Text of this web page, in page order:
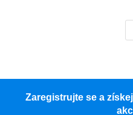
Zaregistrujte se a